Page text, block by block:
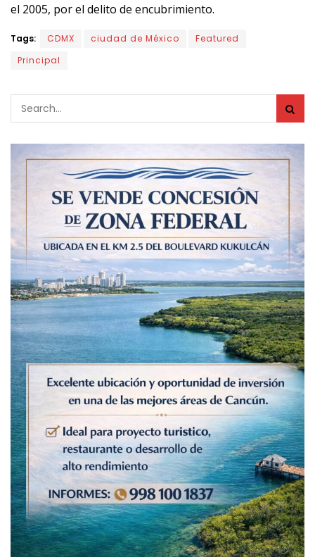
el 2005, por el delito de encubrimiento.
Tags: CDMX ciudad de México
Featured
Principal